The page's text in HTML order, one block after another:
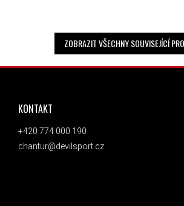
ZOBRAZIT VŠECHNY SOUVISEJÍCÍ
ZÁPATÍ
KONTAKT
+420 774 000 190
chantur@devilsport.cz